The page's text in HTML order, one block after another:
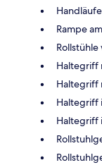
Rampe
Haltegriff
Haltegriff
Haltegriff
Haltegriff